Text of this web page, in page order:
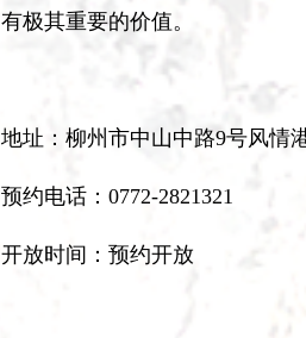
有极其重要的价值。
地址：柳州市中山中路9号风情
预约电话：0772-2821321
开放时间：预约开放